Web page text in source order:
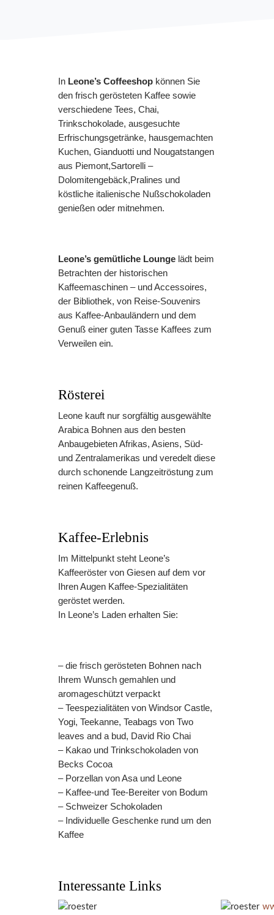
In Leone’s Coffeeshop können Sie
den frisch gerösteten Kaffee sowie
verschiedene Tees, Chai,
Trinkschokolade, ausgesuchte
Erfrischungsgetränke, hausgemachten
Kuchen, Gianduotti und Nougatstangen
aus Piemont,Sartorelli –
Dolomitengebäck,Pralines und
köstliche italienische Nußschokoladen
genießen oder mitnehmen.
Leone’s gemütliche Lounge lädt beim
Betrachten der historischen
Kaffeemaschinen – und Accessoires,
der Bibliothek, von Reise-Souvenirs
aus Kaffee-Anbauländern und dem
Genuß einer guten Tasse Kaffees zum
Verweilen ein.
Rösterei
Leone kauft nur sorgfältig ausgewählte
Arabica Bohnen aus den besten
Anbaugebieten Afrikas, Asiens, Süd-
und Zentralamerikas und veredelt diese
durch schonende Langzeitröstung zum
reinen Kaffeegenuß.
Kaffee-Erlebnis
Im Mittelpunkt steht Leone’s
Kaffeeröster von Giesen auf dem vor
Ihren Augen Kaffee-Spezialitäten
geröstet werden.
In Leone’s Laden erhalten Sie:
– die frisch gerösteten Bohnen nach
Ihrem Wunsch gemahlen und
aromageschützt verpackt
– Teespezialitäten von Windsor Castle,
Yogi, Teekanne, Teabags von Two
leaves and a bud, David Rio Chai
– Kakao und Trinkschokoladen von
Becks Cocoa
– Porzellan von Asa und Leone
– Kaffee-und Tee-Bereiter von Bodum
– Schweizer Schokoladen
– Individuelle Geschenke rund um den
Kaffee
Interessante Links